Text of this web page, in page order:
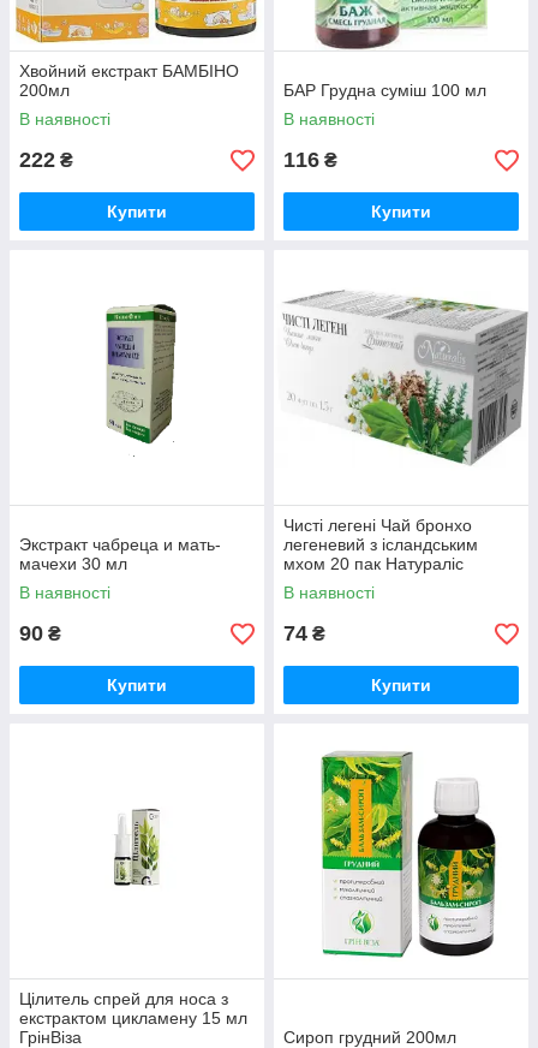
Хвойний екстракт БАМБІНО
200мл
В наявності
222 ₴
Купити
БАР Грудна суміш 100 мл
В наявності
116 ₴
Купити
Экстракт чабреца и мать-
мачехи 30 мл
В наявності
90 ₴
Купити
Чисті легені Чай бронхо
легеневий з ісландським
мхом 20 пак Натураліс
В наявності
74 ₴
Купити
Цілитель спрей для носа з
екстрактом цикламену 15 мл
ГрінВіза
Сироп грудний 200мл